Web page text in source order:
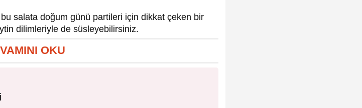
salata doğum günü partileri için dikkat çeken bir
dilimleriyle de süsleyebilirsiniz.
OKU